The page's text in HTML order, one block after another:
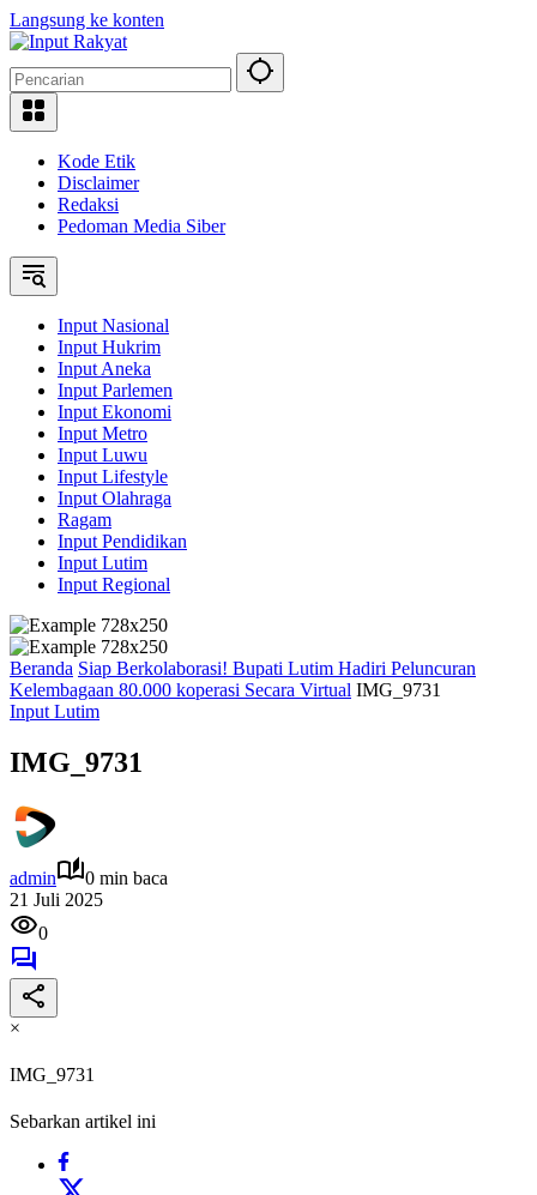
Langsung ke konten
Kode Etik
Disclaimer
Redaksi
Pedoman Media Siber
Input Nasional
Input Hukrim
Input Aneka
Input Parlemen
Input Ekonomi
Input Metro
Input Luwu
Input Lifestyle
Input Olahraga
Ragam
Input Pendidikan
Input Lutim
Input Regional
Beranda Siap Berkolaborasi! Bupati Lutim Hadiri Peluncuran
Kelembagaan 80.000 koperasi Secara Virtual IMG_9731
Input Lutim
IMG_9731
admin
0 min baca
21 Juli 2025
0
×
IMG_9731
Sebarkan artikel ini